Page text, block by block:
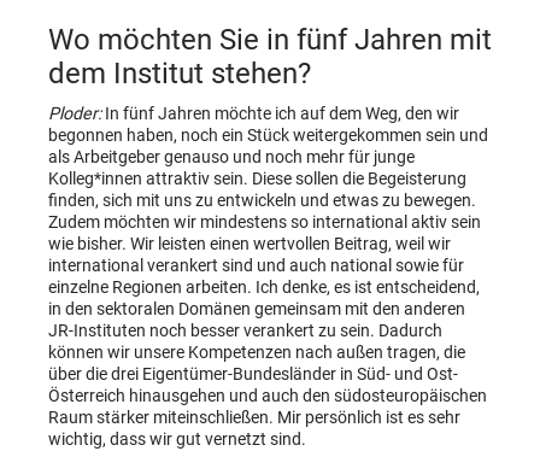
Wo möchten Sie in fünf Jahren mit
dem Institut stehen?
Ploder:In fünf Jahren möchte ich auf dem Weg, den wir
begonnen haben, noch ein Stück weitergekommen sein und
als Arbeitgeber genauso und noch mehr für junge
Kolleg*innen attraktiv sein. Diese sollen die Begeisterung
finden, sich mit uns zu entwickeln und etwas zu bewegen.
Zudem möchten wir mindestens so international aktiv sein
wie bisher. Wir leisten einen wertvollen Beitrag, weil wir
international verankert sind und auch national sowie für
einzelne Regionen arbeiten. Ich denke, es ist entscheidend,
in den sektoralen Domänen gemeinsam mit den anderen
JR-Instituten noch besser verankert zu sein. Dadurch
können wir unsere Kompetenzen nach außen tragen, die
über die drei Eigentümer-Bundesländer in Süd- und Ost-
Österreich hinausgehen und auch den südosteuropäischen
Raum stärker miteinschließen. Mir persönlich ist es sehr
wichtig, dass wir gut vernetzt sind.